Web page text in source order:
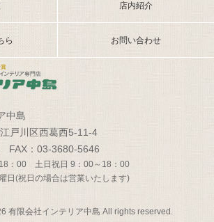
店内紹介
ら お問い合わせ
中島
戸川区西葛西5-11-4
FAX：03-3680-5646
：00 土日祝日 9：00～18：00
日(祝日の場合は営業いたします)
有限会社インテリア中島 All rights reserved.